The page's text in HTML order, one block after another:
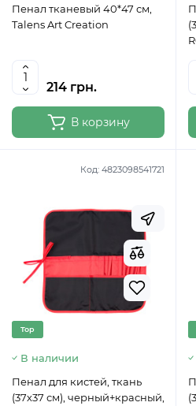
Пенал тканевый 40*47 см,
Talens Art Creation
214 грн.
В корзину
Код: 4823098541721
Top
В наличии
Пенал для кистей, ткань
(37х37 см), черный+красный,